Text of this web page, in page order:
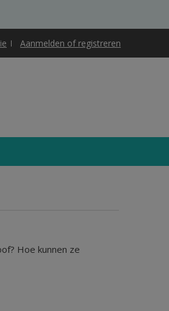
Aanmelden of registreren
Hoe kunnen ze